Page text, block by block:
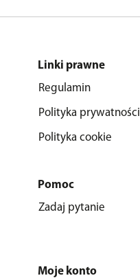
Linki prawne
Regulamin
Polityka prywatności
Polityka cookie
Pomoc
Zadaj pytanie
Moje konto